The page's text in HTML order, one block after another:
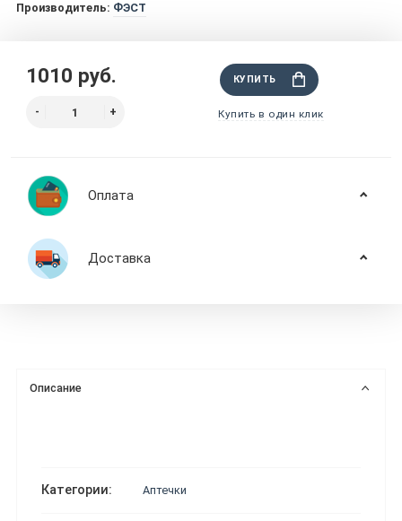
Производитель: ФЭСТ
1010 руб. КУПИТЬ
Купить в один клик
Оплата
Доставка
Описание
Категории: Аптечки